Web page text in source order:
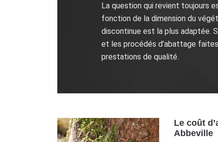
La question qui revient toujours
fonction de la dimension du
discontinue est la plus adaptée.
et les procédés d’abattage
prestations de qualité.
Le coût
Abbeville